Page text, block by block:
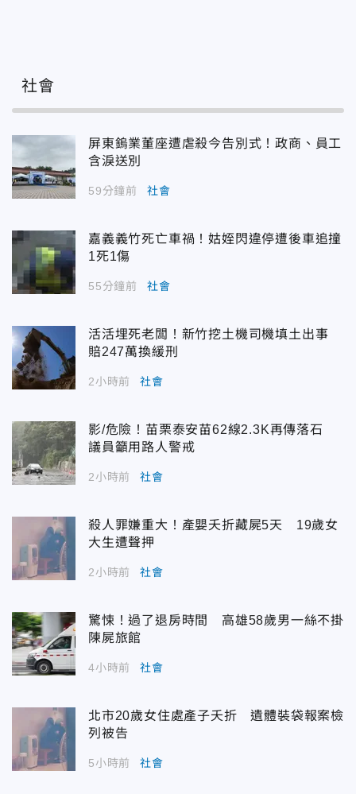
社會
屏東鎢業董座遭虐殺今告別式！政商、員工
含淚送別
59分鐘前 社會
嘉義義竹死亡車禍！姑姪閃違停遭後車追撞
1死1傷
55分鐘前 社會
活活埋死老闆！新竹挖土機司機填土出事
賠247萬換緩刑
2小時前 社會
影/危險！苗栗泰安苗62線2.3K再傳落石
議員籲用路人警戒
2小時前 社會
殺人罪嫌重大！產嬰夭折藏屍5天 19歲女
大生遭聲押
2小時前 社會
驚悚！過了退房時間 高雄58歲男一絲不掛
陳屍旅館
4小時前 社會
北市20歲女住處產子夭折 遺體裝袋報案檢
列被告
5小時前 社會